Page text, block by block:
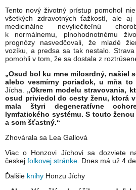
Tento nový životný prístup pomohol
všetkých zdravotných ťažkostí, ale
medicinálne nevyliečiteľnú
k normálnemu, plnohodnotnému
prognózy nasvedčovali, že mladé
vozíku, a predsa sa tak nestalo.
pomohli v tom, že sa dostala z
„Osud bol ku mne milosrdný, našiel
alebo vesmírny poriadok, u mňa to
Jícha. „Okrem modelu stravovania,
osud priviedol do cesty ženu, ktorá
mala štyri degeneratívne
lymfatického systému. S touto
a som šťastný.“
Zhovárala sa Lea Gallová
Viac o Honzovi Jíchovi sa dozviete
českej folkovej stránke . Dnes má už 4
Ďalšie knihy Honzu Jíchy